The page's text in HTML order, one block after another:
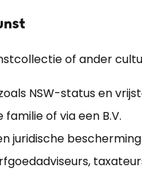
of ander
NSW-status en
of via een B.V.
juridische